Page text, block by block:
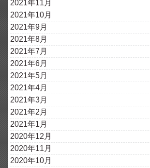
2021年11月
2021年10月
2021年9月
2021年8月
2021年7月
2021年6月
2021年5月
2021年4月
2021年3月
2021年2月
2021年1月
2020年12月
2020年11月
2020年10月